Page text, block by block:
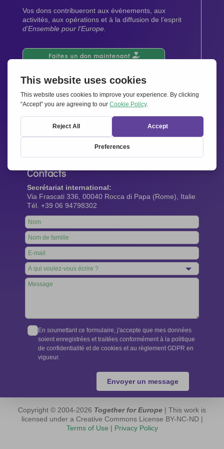
Vos dons contribueront aux événements, aux
activités, aux opérations et à la diffusion de l’esprit
d’Ensemble pour l’Europe.
Faites un don maintenant
Newsletter
Restez au courant de toutes les dernières nouvelles
de notre réseau.
Abonnez-vous maintenant
Contacts
Secrétariat international:
Via Frascati 336, 00040 Rocca di Papa (Rome), Italie
Tél. +39 06 94798302
Leave
this
field
blank
En soumettant ce formulaire, j'accepte que mes données
soient enregistrées et traitées conformément à la politique
de confidentialité et de cookies et au règlement GDPR en
vigueur.
Envoyer un message
Copyright © 2004-2026 Together for Europe | This work is
licensed under a Creative Commons License BY-NC-ND |
Terms of Use | Privacy Policy